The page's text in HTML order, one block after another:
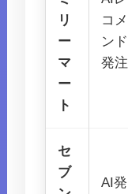
リ
ー
マ
ー
ト
コメ
ンド
発注
セ
ブ
AI発